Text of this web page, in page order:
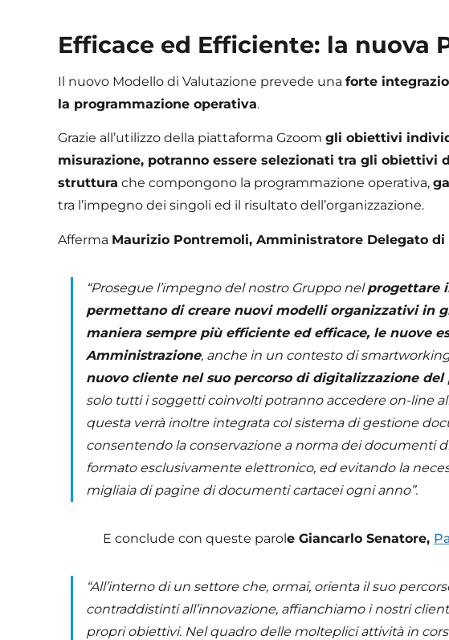
Efficace ed Efficiente: la nuova
Il nuovo Modello di Valutazione prevede una forte
la programmazione operativa.
Grazie all’utilizzo della piattaforma Gzoom gli obiettivi
misurazione, potranno essere selezionati tra gli obiettivi
struttura che compongono la programmazione operativa,
tra l’impegno dei singoli ed il risultato dell’organizzazione.
Afferma Maurizio Pontremoli, Amministratore Delegato di
“Prosegue l’impegno del nostro Gruppo nelprogettare
permettano di creare nuovi modelli organizzativi in
maniera sempre più efficiente ed efficace, le nuove
Amministrazione, anche in un contesto di
nuovo cliente nel suo percorso di digitalizzazione del
solo tutti i soggetti coinvolti potranno accedere on-line
questa verrà inoltre integrata col sistema di gestione
consentendo la conservazione a norma dei documenti
formato esclusivamente elettronico, ed evitando la
migliaia di pagine di documenti cartacei ogni anno”.
E conclude con queste parole Giancarlo Senatore,
“All’interno di un settore che, ormai, orienta il suo
contraddistinti all’innovazione, affianchiamo i nostri
propri obiettivi. Nel quadro delle molteplici attività in